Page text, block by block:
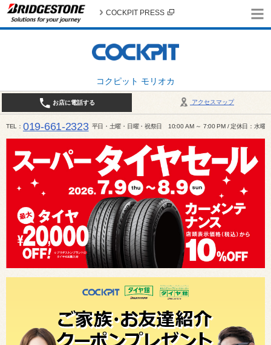
コクピット モリオカ
COCKPIT PRESS
アクセスマップ
お店に電話する
TEL 019-661-2323 平日・土曜・日曜・祝祭日 10:00 AM ～ 7:00 PM / 定休日：水曜